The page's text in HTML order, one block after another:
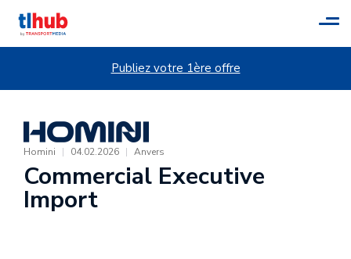
Publiez votre 1ère offre
Homini | 04.02.2026 | Anvers
Commercial Executive
Import